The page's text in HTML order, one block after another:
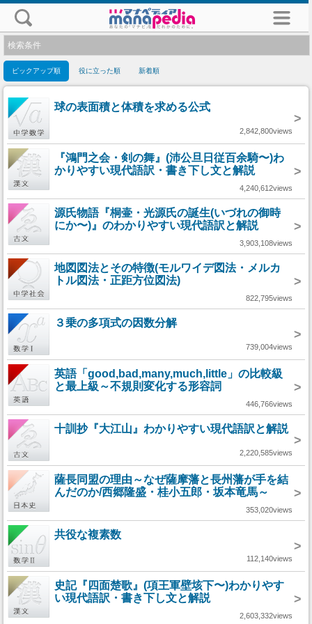
検索条件
ピックアップ順 役に立った順 新着順
球の表面積と体積を求める公式
>
2,842,800views
『鴻門之会・剣の舞』(沛公旦日従百余騎〜)わ
かりやすい現代語訳・書き下し文と解説
>
4,240,612views
源氏物語『桐壷・光源氏の誕生(いづれの御時
にか〜)』のわかりやすい現代語訳と解説
>
3,903,108views
地図図法とその特徴(モルワイデ図法・メルカ
トル図法・正距方位図法)
>
822,795views
３乗の多項式の因数分解
>
739,004views
英語「good,bad,many,much,little」の比較級
と最上級～不規則変化する形容詞
>
446,766views
十訓抄『大江山』わかりやすい現代語訳と解説
>
2,220,585views
薩長同盟の理由～なぜ薩摩藩と長州藩が手を結
んだのか/西郷隆盛・桂小五郎・坂本竜馬～
>
353,020views
共役な複素数
>
112,140views
史記『四面楚歌』(項王軍壁垓下〜)わかりやす
い現代語訳・書き下し文と解説
>
2,603,332views